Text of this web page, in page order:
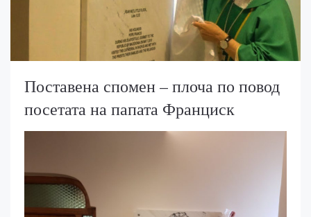
Поставена спомен – плоча по повод
посетата на папата Франциск